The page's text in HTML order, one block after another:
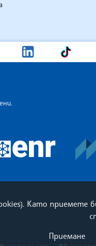
Agencies Southeast
Alliance of News Agencies
European
Като
Приемане